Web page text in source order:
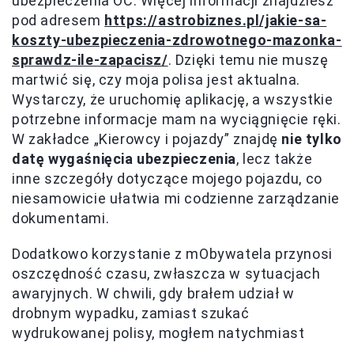
pod adresem https://astrobiznes.pl/jakie-sa-
koszty-ubezpieczenia-zdrowotnego-mazonka-
sprawdz-ile-zapacisz/. Dzięki temu nie muszę
martwić się, czy moja polisa jest aktualna.
Wystarczy, że uruchomię aplikację, a wszystkie
potrzebne informacje mam na wyciągnięcie ręki.
W zakładce „Kierowcy i pojazdy” znajdę nie tylko
datę wygaśnięcia ubezpieczenia, lecz także
inne szczegóły dotyczące mojego pojazdu, co
niesamowicie ułatwia mi codzienne zarządzanie
dokumentami.
Dodatkowo korzystanie z mObywatela przynosi
oszczędność czasu, zwłaszcza w sytuacjach
awaryjnych. W chwili, gdy brałem udział w
drobnym wypadku, zamiast szukać
wydrukowanej polisy, mogłem natychmiast